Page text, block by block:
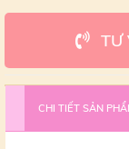
TƯ
CHI TIẾT SẢN